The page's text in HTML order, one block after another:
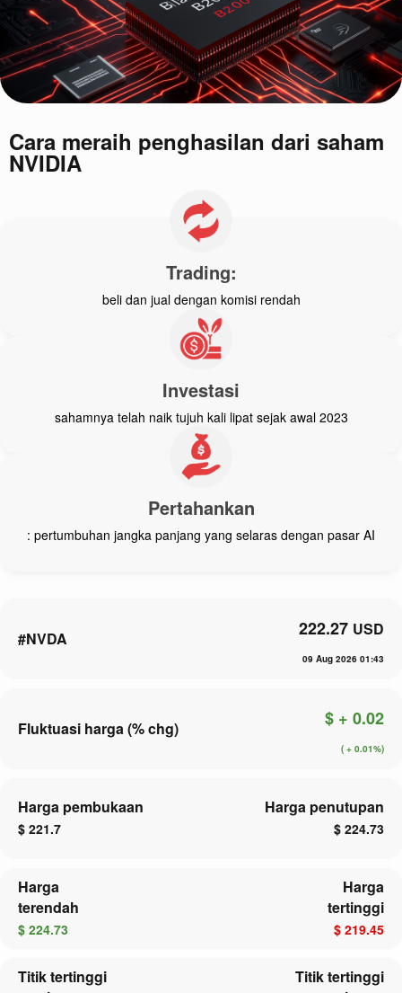
Cara meraih penghasilan dari saham
NVIDIA
Trading:
beli dan jual dengan komisi rendah
Investasi
sahamnya telah naik tujuh kali lipat sejak awal 2023
Pertahankan
: pertumbuhan jangka panjang yang selaras dengan pasar AI
#NVDA 222.27 USD
09 Aug 2026 01:43
Fluktuasi harga (% chg) $ + 0.02
( + 0.01%)
Harga pembukaan
$ 221.7
Harga penutupan
$ 224.73
Harga
terendah
$ 224.73
Harga
tertinggi
$ 219.45
Titik tertinggi
Titik tertinggi